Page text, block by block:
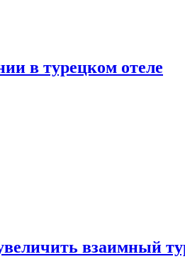
в турецком отеле
взаимный